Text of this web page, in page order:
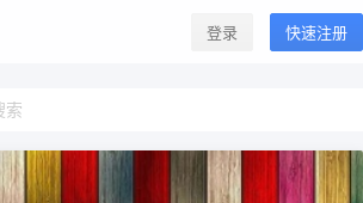
登录 快速注册